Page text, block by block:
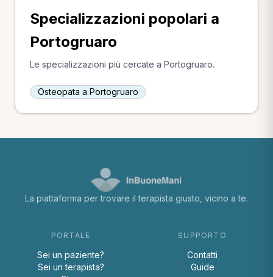
Specializzazioni popolari a
Portogruaro
Le specializzazioni più cercate a Portogruaro.
Osteopata a Portogruaro
La piattaforma per trovare il terapista giusto, vicino a te.
PORTALE
Sei un paziente?
Sei un terapista?
SUPPORTO
Contatti
Guide